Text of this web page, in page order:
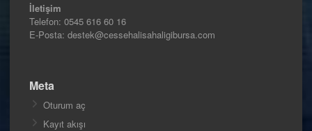
İletişim
Telefon: 0545 616 60 16
E-Posta: destek@cessehalisahaligibursa.com
Meta
Oturum aç
Kayıt akışı